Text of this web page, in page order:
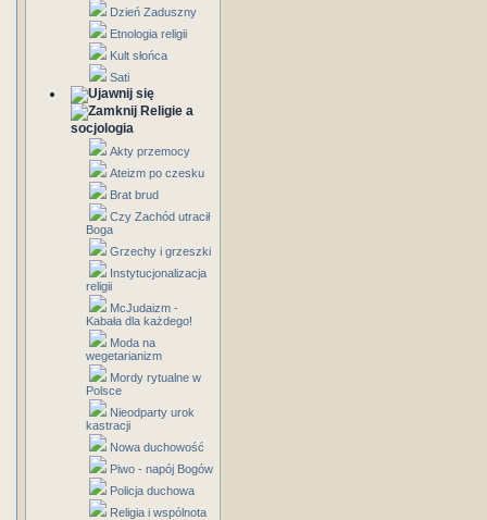
Dzień Zaduszny
Etnologia religii
Kult słońca
Sati
Religie a
socjologia
Akty przemocy
Ateizm po czesku
Brat brud
Czy Zachód utracił
Boga
Grzechy i grzeszki
Instytucjonalizacja
religii
McJudaizm -
Kabała dla każdego!
Moda na
wegetarianizm
Mordy rytualne w
Polsce
Nieodparty urok
kastracji
Nowa duchowość
Piwo - napój Bogów
Policja duchowa
Religia i wspólnota